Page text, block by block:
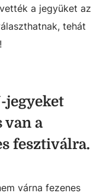
a jegyüket az
tehát
jegyeket
van a
fesztiválra.
várna fezenes